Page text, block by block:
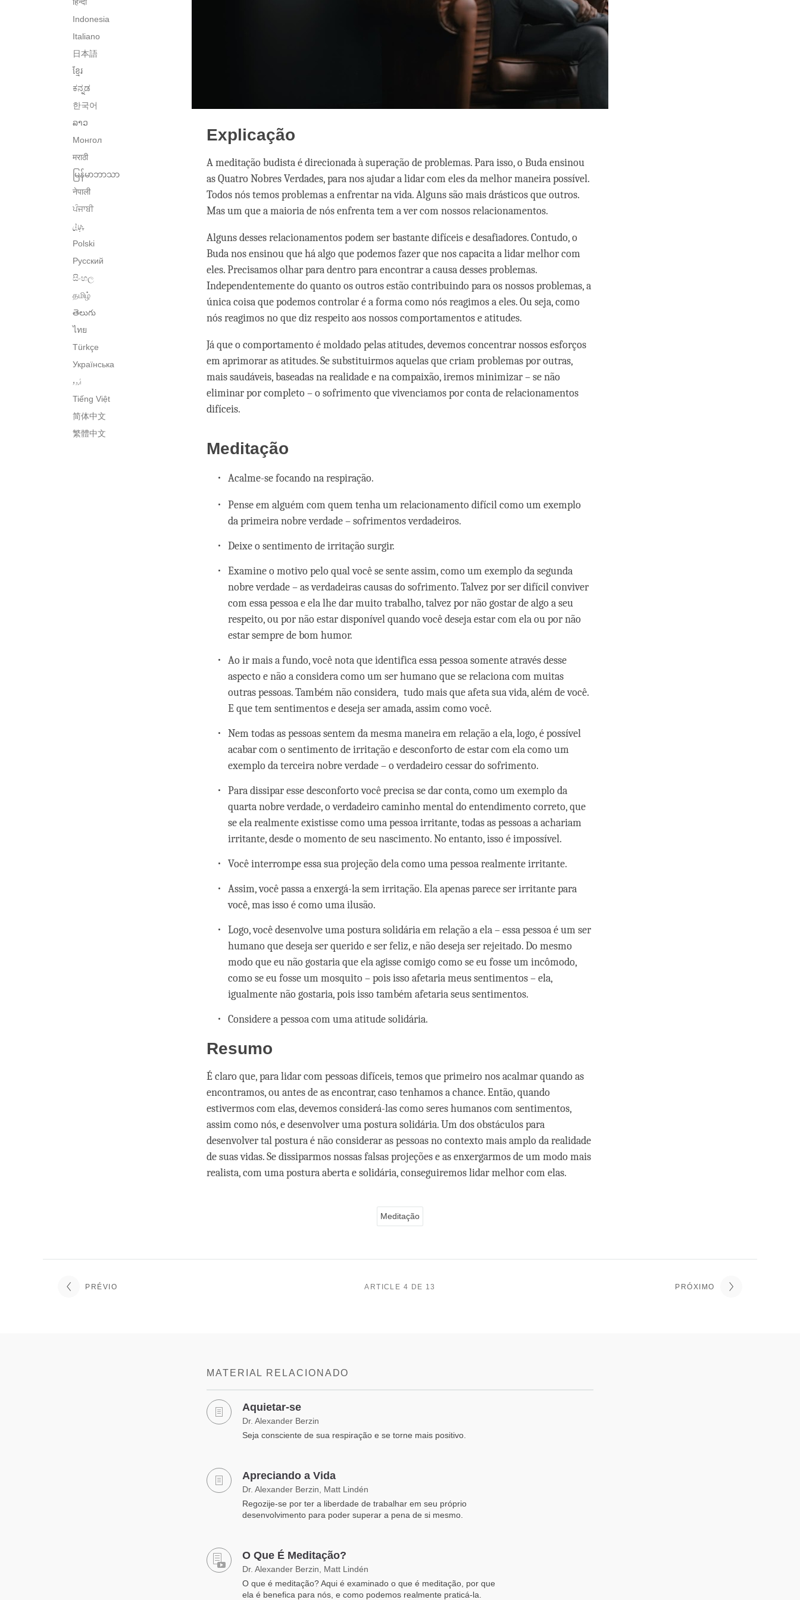
हिन्दी
Indonesia
Italiano
日本語
ខ្មែរ
ಕನ್ನಡ
한국어
ລາວ
Монгол
मराठी
မြန်မာဘာသာ
नेपाली
ਪੰਜਾਬੀ
پنجابی
Polski
Русский
සිංහල
தமிழ்
తెలుగు
ไทย
Türkçe
Українська
اُردو
Tiếng Việt
简体中文
繁體中文
Explicação
A meditação budista é direcionada à superação de problemas. Para isso, o Buda ensinou
as Quatro Nobres Verdades, para nos ajudar a lidar com eles da melhor maneira possível.
Todos nós temos problemas a enfrentar na vida. Alguns são mais drásticos que outros.
Mas um que a maioria de nós enfrenta tem a ver com nossos relacionamentos.
Alguns desses relacionamentos podem ser bastante difíceis e desafiadores. Contudo, o
Buda nos ensinou que há algo que podemos fazer que nos capacita a lidar melhor com
eles. Precisamos olhar para dentro para encontrar a causa desses problemas.
Independentemente do quanto os outros estão contribuindo para os nossos problemas, a
única coisa que podemos controlar é a forma como nós reagimos a eles. Ou seja, como
nós reagimos no que diz respeito aos nossos comportamentos e atitudes.
Já que o comportamento é moldado pelas atitudes, devemos concentrar nossos esforços
em aprimorar as atitudes. Se substituirmos aquelas que criam problemas por outras,
mais saudáveis, baseadas na realidade e na compaixão, iremos minimizar – se não
eliminar por completo – o sofrimento que vivenciamos por conta de relacionamentos
difíceis.
Meditação
Acalme-se focando na respiração.
Pense em alguém com quem tenha um relacionamento difícil como um exemplo
da primeira nobre verdade – sofrimentos verdadeiros.
Deixe o sentimento de irritação surgir.
Examine o motivo pelo qual você se sente assim, como um exemplo da segunda
nobre verdade – as verdadeiras causas do sofrimento. Talvez por ser difícil conviver
com essa pessoa e ela lhe dar muito trabalho, talvez por não gostar de algo a seu
respeito, ou por não estar disponível quando você deseja estar com ela ou por não
estar sempre de bom humor.
Ao ir mais a fundo, você nota que identifica essa pessoa somente através desse
aspecto e não a considera como um ser humano que se relaciona com muitas
outras pessoas. Também não considera, tudo mais que afeta sua vida, além de você.
E que tem sentimentos e deseja ser amada, assim como você.
Nem todas as pessoas sentem da mesma maneira em relação a ela, logo, é possível
acabar com o sentimento de irritação e desconforto de estar com ela como um
exemplo da terceira nobre verdade – o verdadeiro cessar do sofrimento.
Para dissipar esse desconforto você precisa se dar conta, como um exemplo da
quarta nobre verdade, o verdadeiro caminho mental do entendimento correto, que
se ela realmente existisse como uma pessoa irritante, todas as pessoas a achariam
irritante, desde o momento de seu nascimento. No entanto, isso é impossível.
Você interrompe essa sua projeção dela como uma pessoa realmente irritante.
Assim, você passa a enxergá-la sem irritação. Ela apenas parece ser irritante para
você, mas isso é como uma ilusão.
Logo, você desenvolve uma postura solidária em relação a ela – essa pessoa é um ser
humano que deseja ser querido e ser feliz, e não deseja ser rejeitado. Do mesmo
modo que eu não gostaria que ela agisse comigo como se eu fosse um incômodo,
como se eu fosse um mosquito – pois isso afetaria meus sentimentos – ela,
igualmente não gostaria, pois isso também afetaria seus sentimentos.
Considere a pessoa com uma atitude solidária.
Resumo
É claro que, para lidar com pessoas difíceis, temos que primeiro nos acalmar quando as
encontramos, ou antes de as encontrar, caso tenhamos a chance. Então, quando
estivermos com elas, devemos considerá-las como seres humanos com sentimentos,
assim como nós, e desenvolver uma postura solidária. Um dos obstáculos para
desenvolver tal postura é não considerar as pessoas no contexto mais amplo da realidade
de suas vidas. Se dissiparmos nossas falsas projeções e as enxergarmos de um modo mais
realista, com uma postura aberta e solidária, conseguiremos lidar melhor com elas.
Meditação
PRÉVIO ARTICLE 4 DE 13 PRÓXIMO
MATERIAL RELACIONADO
Aquietar-se
Dr. Alexander Berzin
Seja consciente de sua respiração e se torne mais positivo.
Apreciando a Vida
Dr. Alexander Berzin, Matt Lindén
Regozije-se por ter a liberdade de trabalhar em seu próprio
desenvolvimento para poder superar a pena de si mesmo.
O Que É Meditação?
Dr. Alexander Berzin, Matt Lindén
O que é meditação? Aqui é examinado o que é meditação, por que
ela é benefica para nós, e como podemos realmente praticá-la.